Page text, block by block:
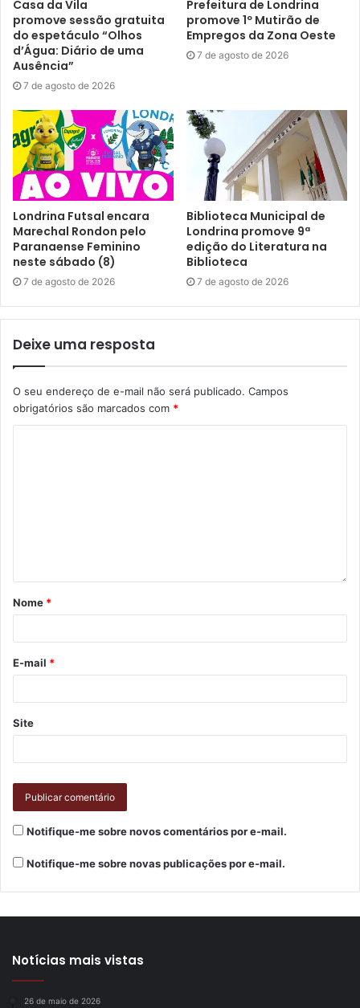
forma de divulgar nossa cidade para pessoas de todos os
estados e países vizinhos. Além disso, também vai
contribuir de maneira efetiva com o movimento e
faturamento de hotéis, bares e restaurantes, e toda a
economia de Londrina e região. A administração pública
poderá aproveitar esta grande oportunidade para
estabelecer definitivamente, nessa época do Carnaval, um
Encontro Estadual de Carros e Motos Antigas de
Londrina”, explicou Sfeir.
Em 2023, a próxima edição do Encontro Nacional de
Vespas e Lambrettas será feita em Amparo, no estado de
São Paulo. Londrina ficará encarregada de escolher a
cidade que sediará a edição de 2024. Outras informações
nosite oficial.
telefone (43) 99991-9990 ou através do endereço de e-
mailencontronacionaldelondrina@gmail.com.
Etiquetas
instituto de desenvolvimento de Londrina
motos turismo
Casa da Vila
promove sessão gratuita
do espetáculo “Olhos
d’Água: Diário de uma
Ausência”
7 de agosto de 2026
Prefeitura de Londrina
promove 1º Mutirão de
Empregos da Zona Oeste
7 de agosto de 2026
Londrina Futsal encara
Marechal Rondon pelo
Paranaense Feminino
neste sábado (8)
7 de agosto de 2026
Biblioteca Municipal de
Londrina promove 9ª
edição do Literatura na
Biblioteca
7 de agosto de 2026
Deixe uma resposta
O seu endereço de e-mail não será publicado. Campos
obrigatórios são marcados com *
Nome *
E-mail *
Site
Notifique-me sobre novos comentários por e-mail.
Notifique-me sobre novas publicações por e-mail.
Notícias mais vistas
26 de maio de 2026